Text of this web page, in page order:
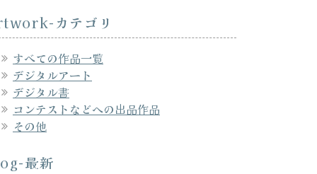
カテゴリ
すべての作品一覧
デジタルアート
デジタル書
コンテストなどへの出品作品
その他
最新